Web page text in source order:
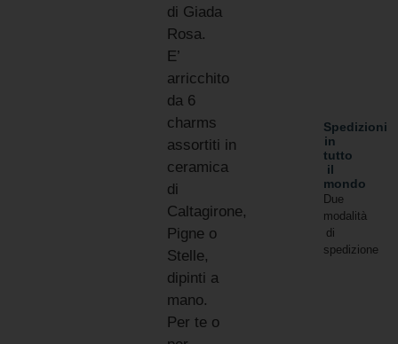
di Giada
Rosa.
E’
arricchito
da 6
charms
assortiti in
ceramica
di
Caltagirone,
Pigne o
Stelle,
dipinti a
mano.
Per te o
Spedizioni
in
tutto
il
mondo
Due
modalità
di
spedizione